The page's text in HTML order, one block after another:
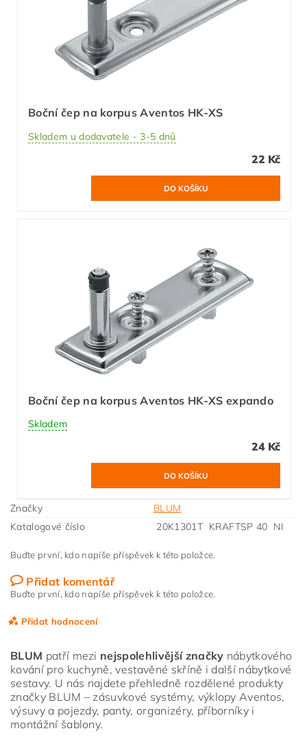
Boční čep na korpus Aventos HK-XS
Skladem u dodavatele - 3-5 dnů
22 Kč
Boční čep na korpus Aventos HK-XS expando
Skladem
24 Kč
Značky
BLUM
Katalogové číslo
20K1301T KRAFTSP 40 NI
Buďte první, kdo napíše příspěvek k této položce.
Přidat komentář
Buďte první, kdo napíše příspěvek k této položce.
Přidat hodnocení
BLUM patří mezi nejspolehlivější značky nábytkového
kování pro kuchyně, vestavěné skříně i další nábytkové
sestavy. U nás najdete přehledně rozdělené produkty
značky BLUM – zásuvkové systémy, výklopy Aventos,
výsuvy a pojezdy, panty, organizéry, příborníky i
montážní šablony.